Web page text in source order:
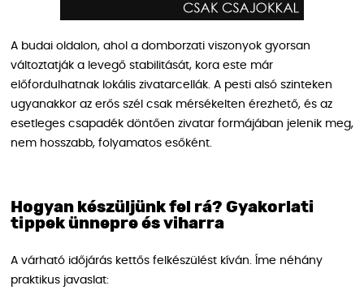
A budai oldalon, ahol a domborzati viszonyok gyorsan
változtatják a levegő stabilitását, kora este már
előfordulhatnak lokális zivatarcellák. A pesti alsó szinteken
ugyanakkor az erős szél csak mérsékelten érezhető, és az
esetleges csapadék döntően zivatar formájában jelenik meg,
nem hosszabb, folyamatos esőként.
Hogyan készüljünk fel rá? Gyakorlati
tippek ünnepre és viharra
A várható időjárás kettős felkészülést kíván. Íme néhány
praktikus javaslat: